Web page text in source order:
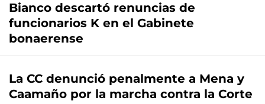
Bianco descartó renuncias de
funcionarios K en el Gabinete
bonaerense
La CC denunció penalmente a Mena y
Caamaño por la marcha contra la Corte